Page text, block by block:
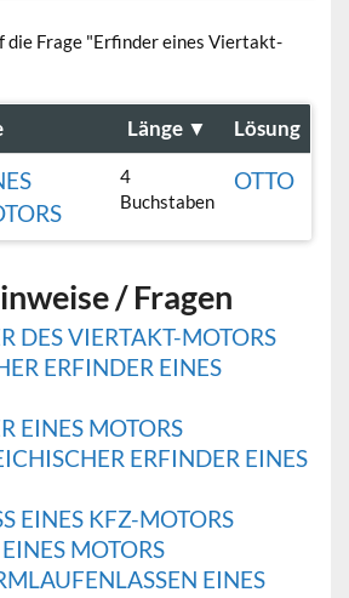
die Frage "Erfinder eines Viertakt-
Länge ▼ Lösung
4
Buchstaben
OTTO
/ Fragen
DES VIERTAKT-MOTORS
ERFINDER EINES
EINES MOTORS
ERFINDER EINES
EINES KFZ-MOTORS
MOTORS
EINES